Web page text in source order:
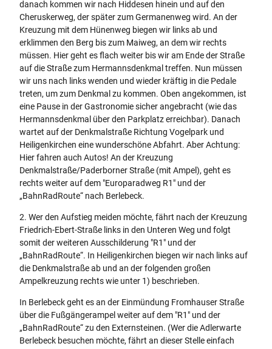
danach kommen wir nach Hiddesen hinein und auf den
Cheruskerweg, der später zum Germanenweg wird. An der
Kreuzung mit dem Hünenweg biegen wir links ab und
erklimmen den Berg bis zum Maiweg, an dem wir rechts
müssen. Hier geht es flach weiter bis wir am Ende der Straße
auf die Straße zum Hermannsdenkmal treffen. Nun müssen
wir uns nach links wenden und wieder kräftig in die Pedale
treten, um zum Denkmal zu kommen. Oben angekommen, ist
eine Pause in der Gastronomie sicher angebracht (wie das
Hermannsdenkmal über den Parkplatz erreichbar). Danach
wartet auf der Denkmalstraße Richtung Vogelpark und
Heiligenkirchen eine wunderschöne Abfahrt. Aber Achtung:
Hier fahren auch Autos! An der Kreuzung
Denkmalstraße/Paderborner Straße (mit Ampel), geht es
rechts weiter auf dem "Europaradweg R1" und der
„BahnRadRoute“ nach Berlebeck.
2. Wer den Aufstieg meiden möchte, fährt nach der Kreuzung
Friedrich-Ebert-Straße links in den Unteren Weg und folgt
somit der weiteren Ausschilderung "R1" und der
„BahnRadRoute“. In Heiligenkirchen biegen wir nach links auf
die Denkmalstraße ab und an der folgenden großen
Ampelkreuzung rechts wie unter 1) beschrieben.
In Berlebeck geht es an der Einmündung Fromhauser Straße
über die Fußgängerampel weiter auf dem "R1" und der
„BahnRadRoute“ zu den Externsteinen. (Wer die Adlerwarte
Berlebeck besuchen möchte, fährt an dieser Stelle einfach